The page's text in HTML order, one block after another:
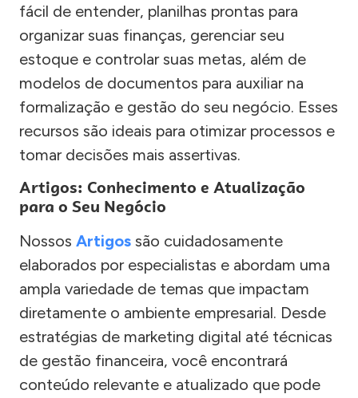
fácil de entender, planilhas prontas para
organizar suas finanças, gerenciar seu
estoque e controlar suas metas, além de
modelos de documentos para auxiliar na
formalização e gestão do seu negócio. Esses
recursos são ideais para otimizar processos e
tomar decisões mais assertivas.
Artigos: Conhecimento e Atualização
para o Seu Negócio
Nossos Artigos são cuidadosamente
elaborados por especialistas e abordam uma
ampla variedade de temas que impactam
diretamente o ambiente empresarial. Desde
estratégias de marketing digital até técnicas
de gestão financeira, você encontrará
conteúdo relevante e atualizado que pode